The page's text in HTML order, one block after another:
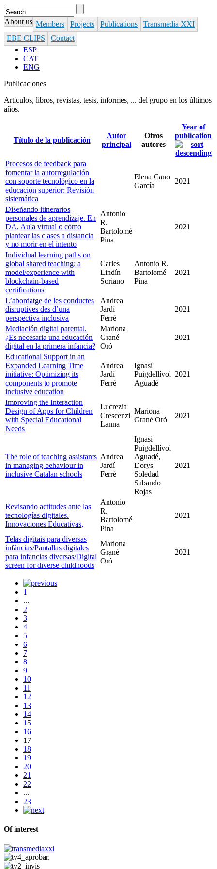
Search form
Search
About us Members Projects Publications
Transmedia XXI
EBE CLIPS
Contact
ESP
CAT
ENG
Publicaciones
Artículos, libros, revistas, tesis, informes, ... del grupo en los últimos
años.
Título de la publicación
Autor
principal
Otros
autores
Year of
publication
Procesos de feedback para
fomentar la autorregulación
con soporte tecnológico en la
educación superior: Revisión
sistemática
Elena Cano
García
2021
Diseñando itinerarios
personales de aprendizaje. En
DA, Aula virtual o cómo
plantear las clases a distancia
y no morir en el intento
Antonio
R.
Bartolomé
Pina
2021
Individual learning paths on
global shared teaching: a
model/experience with
blockchain-based
certifications
Carles
Lindín
Soriano
Antonio R.
Bartolomé
Pina
2021
L’abordatge de les conductes
disruptives des d’una
perspectiva inclusiva
Andrea
Jardí
Ferré
2021
Mediación digital parental.
¿Es necesaria una educación
digital en la primera infancia?
Mariona
Grané
Oró
2021
Educational Support in an
Expanded Learning Time
initiative: Optimizing its
components to promote
inclusive education
Andrea
Jardí
Ferré
Ignasi
Puigdellívol
Aguadé
2021
Improving the Interaction
Design of Apps for Children
with Special Educational
Needs
Lucrezia
Crescenzi
Lanna
Mariona
Grané Oró
2021
The role of teaching assistants
in managing behaviour in
inclusive Catalan schools
Andrea
Jardí
Ferré
Ignasi
Puigdellívol
Aguadé,
Dorys
Soledad
Sabando
Rojas
2021
Revisando actitudes ante las
tecnologías digitales.
Innovaciones Educativas,
Antonio
R.
Bartolomé
Pina
2021
Telas digitais para diversas
infâncias/Pantallas digitales
para infancias diversas/Digital
screen for diverse childhoods
Mariona
Grané
Oró
2021
1
...
2
3
4
5
6
7
8
9
10
11
12
13
14
15
16
17
18
19
20
21
22
...
23
Of interest